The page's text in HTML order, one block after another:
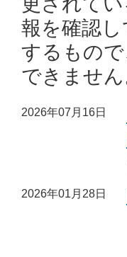
報を確認
するもの
できません
2026年07月16日
2026年01月28日